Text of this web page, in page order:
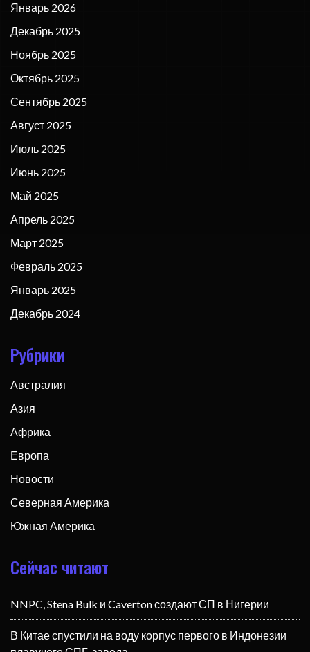
Январь 2026
Декабрь 2025
Ноябрь 2025
Октябрь 2025
Сентябрь 2025
Август 2025
Июль 2025
Июнь 2025
Май 2025
Апрель 2025
Март 2025
Февраль 2025
Январь 2025
Декабрь 2024
Рубрики
Австралия
Азия
Африка
Европа
Новости
Северная Америка
Южная Америка
Сейчас читают
NNPC, Stena Bulk и Caverton создают СП в Нигерии
В Китае спустили на воду корпус первого в Индонезии